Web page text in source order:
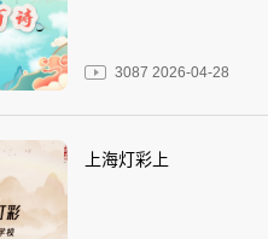
3087 2026-04-28
上海灯彩上